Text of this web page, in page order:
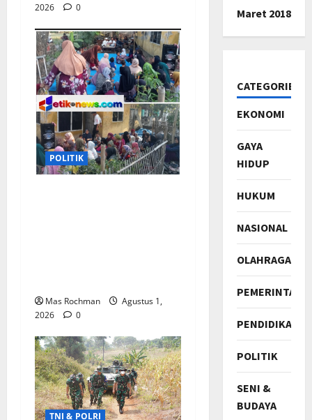
2026
0
POLITIK
Mas Rochman
Agustus 1,
2026
0
TNI & POLRI
Maret 2018
CATEGORIES
EKONOMI
GAYA
HIDUP
HUKUM
NASIONAL
OLAHRAGA
PEMERINTAH
PENDIDIKAN
POLITIK
SENI &
BUDAYA